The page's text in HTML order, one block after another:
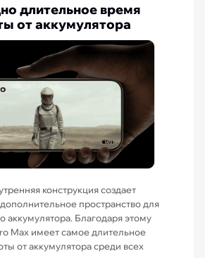
длительное время
от аккумулятора
конструкция создает
пространство для
аккумулятора. Благодаря этому
Max имеет самое длительное
от аккумулятора среди всех